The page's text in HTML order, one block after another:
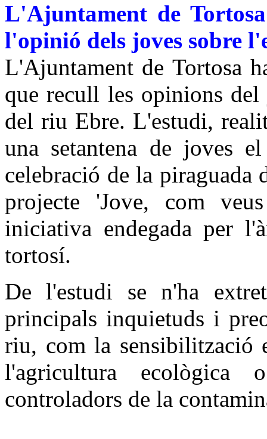
L'Ajuntament de
l'opinió dels joves sobre
L'Ajuntament de Tortosa
que recull les opinions del
del riu Ebre. L'estudi,
una setantena de joves
celebració de la piraguada
projecte 'Jove, com
iniciativa endegada per
tortosí.
De l'estudi se n'ha
principals inquietuds i
riu, com la sensibilització
l'agricultura ecològica
controladors de la